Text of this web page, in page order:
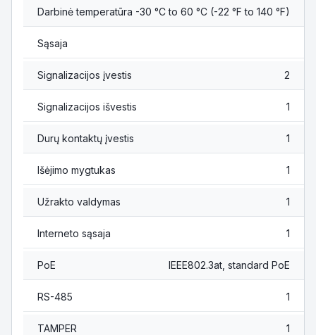
Darbinė temperatūra -30 °C to 60 °C (-22 °F to 140 °F)
Sąsaja
Signalizacijos įvestis 2
Signalizacijos išvestis 1
Durų kontaktų įvestis 1
Išėjimo mygtukas 1
Užrakto valdymas 1
Interneto sąsaja 1
PoE IEEE802.3at, standard PoE
RS-485 1
TAMPER 1